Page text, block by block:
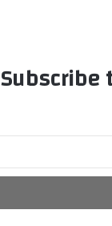
Subscribe